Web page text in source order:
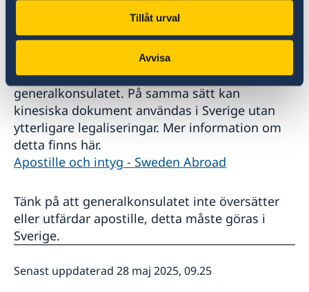
Tillåt urval
Avvisa
Kina har från den 7 november 2023 formellt
tillträtt ”Haagkonventionen om apostiller”. Det
innebär att svenska dokument med
apostillestämpel kan användas i Kina utan
legaliseringar av UD, ambassaden eller
generalkonsulatet. På samma sätt kan
kinesiska dokument användas i Sverige utan
ytterligare legaliseringar. Mer information om
detta finns här.
Apostille och intyg - Sweden Abroad
Tänk på att generalkonsulatet inte översätter
eller utfärdar apostille, detta måste göras i
Sverige.
Senast uppdaterad 28 maj 2025, 09.25